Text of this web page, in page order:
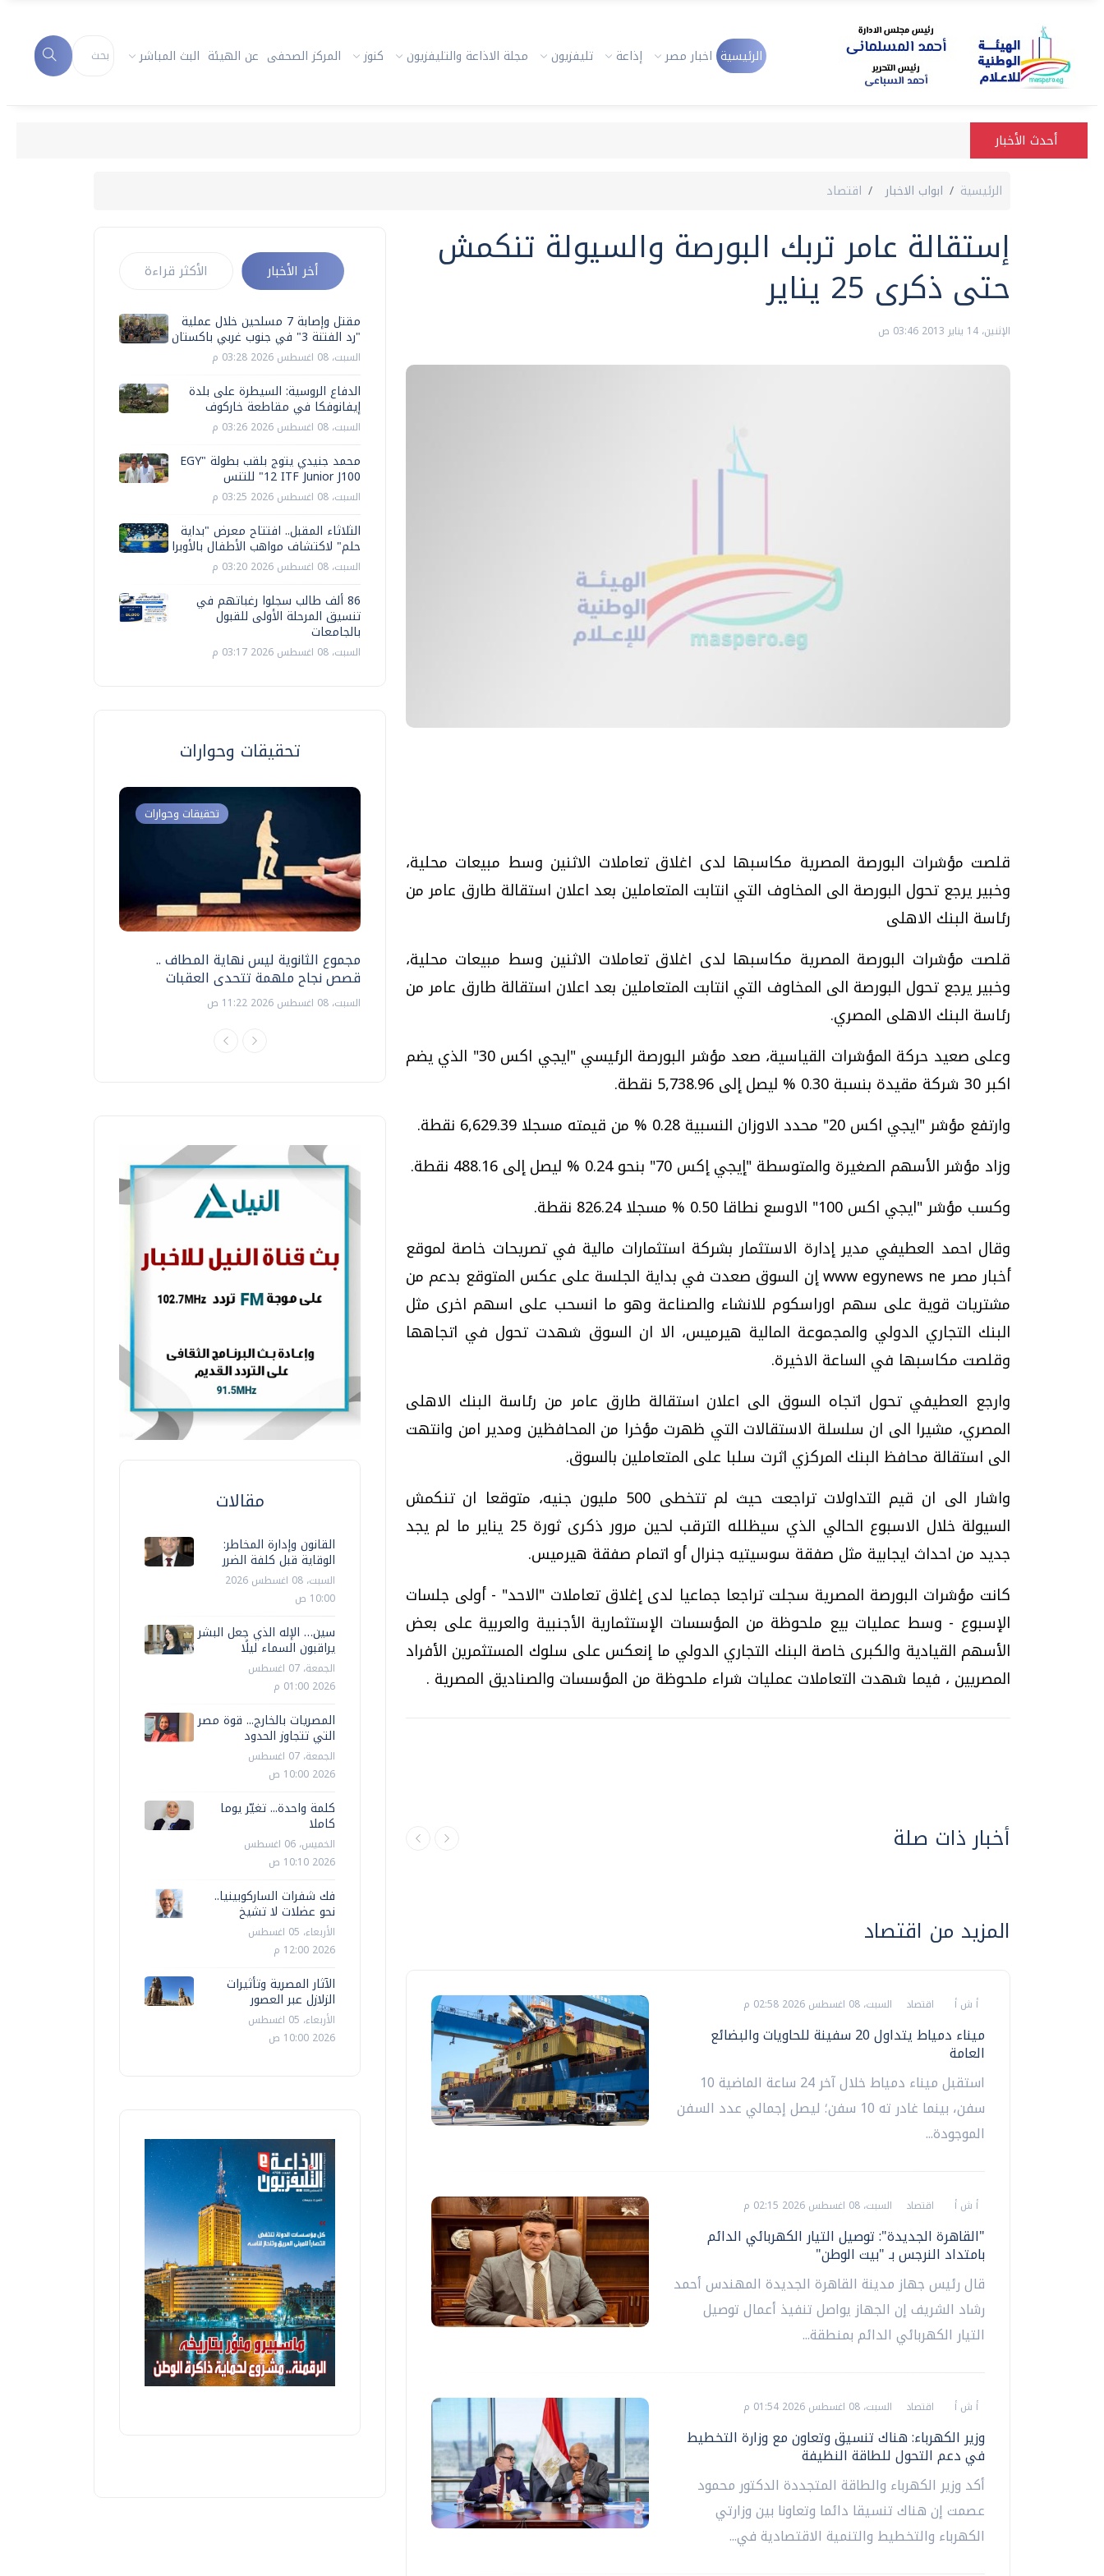
الرئيسية اخبار مصر إذاعة تليفزيون مجلة الاذاعة والتليفزيون كنوز المركز الصحفى عن الهيئة البث المباشر
أحدث الأخبار
الرئيسية ابواب الاخبار اقتصاد
إستقالة عامر تربك البورصة والسيولة تنكمش
حتى ذكرى 25 يناير
الإثنين، 14 يناير 2013 03:46 ص
قلصت مؤشرات البورصة المصرية مكاسبها لدى اغلاق تعاملات الاثنين وسط مبيعات محلية،
وخبير يرجع تحول البورصة الى المخاوف التي انتابت المتعاملين بعد اعلان استقالة طارق عامر من
رئاسة البنك الاهلى
قلصت مؤشرات البورصة المصرية مكاسبها لدى اغلاق تعاملات الاثنين وسط مبيعات محلية،
وخبير يرجع تحول البورصة الى المخاوف التي انتابت المتعاملين بعد اعلان استقالة طارق عامر من
رئاسة البنك الاهلى المصري.
وعلى صعيد حركة المؤشرات القياسية، صعد مؤشر البورصة الرئيسي "ايجي اكس 30" الذي يضم
اكبر 30 شركة مقيدة بنسبة 0.30 % ليصل إلى 5,738.96 نقطة.
وارتفع مؤشر "ايجي اكس 20" محدد الاوزان النسبية 0.28 % من قيمته مسجلا 6,629.39 نقطة.
وزاد مؤشر الأسهم الصغيرة والمتوسطة "إيجي إكس 70" بنحو 0.24 % ليصل إلى 488.16 نقطة.
وكسب مؤشر "ايجي اكس 100" الاوسع نطاقا 0.50 % مسجلا 826.24 نقطة.
وقال احمد العطيفي مدير إدارة الاستثمار بشركة استثمارات مالية في تصريحات خاصة لموقع
أخبار مصر www egynews ne إن السوق صعدت في بداية الجلسة على عكس المتوقع بدعم من
مشتريات قوية على سهم اوراسكوم للانشاء والصناعة وهو ما انسحب على اسهم اخرى مثل
البنك التجاري الدولي والمجموعة المالية هيرميس، الا ان السوق شهدت تحول في اتجاهها
وقلصت مكاسبها في الساعة الاخيرة.
وارجع العطيفي تحول اتجاه السوق الى اعلان استقالة طارق عامر من رئاسة البنك الاهلى
المصري، مشيرا الى ان سلسلة الاستقالات التي ظهرت مؤخرا من المحافظين ومدير امن وانتهت
الى استقالة محافظ البنك المركزي اثرت سلبا على المتعاملين بالسوق.
واشار الى ان قيم التداولات تراجعت حيث لم تتخطى 500 مليون جنيه، متوقعا ان تنكمش
السيولة خلال الاسبوع الحالي الذي سيظلله الترقب لحين مرور ذكرى ثورة 25 يناير ما لم يجد
جديد من احداث ايجابية مثل صفقة سوسيتيه جنرال أو اتمام صفقة هيرميس.
كانت مؤشرات البورصة المصرية سجلت تراجعا جماعيا لدى إغلاق تعاملات "الاحد" - أولى جلسات
الإسبوع - وسط عمليات بيع ملحوظة من المؤسسات الإستثمارية الأجنبية والعربية على بعض
الأسهم القيادية والكبرى خاصة البنك التجاري الدولي ما إنعكس على سلوك المستثمرين الأفراد
المصريين ، فيما شهدت التعاملات عمليات شراء ملحوظة من المؤسسات والصناديق المصرية .
أخبار ذات صلة
المزيد من اقتصاد
أ ش أ اقتصاد السبت، 08 اغسطس 2026 02:58 م
ميناء دمياط يتداول 20 سفينة للحاويات والبضائع
العامة
استقبل ميناء دمياط خلال آخر 24 ساعة الماضية 10
سفن، بينما غادر ته 10 سفن؛ ليصل إجمالي عدد السفن
الموجودة...
أ ش أ اقتصاد السبت، 08 اغسطس 2026 02:15 م
"القاهرة الجديدة": توصيل التيار الكهربائي الدائم
بامتداد النرجس بـ "بيت الوطن"
قال رئيس جهاز مدينة القاهرة الجديدة المهندس أحمد
رشاد الشريف إن الجهاز يواصل تنفيذ أعمال توصيل
التيار الكهربائي الدائم بمنطقة...
أ ش أ اقتصاد السبت، 08 اغسطس 2026 01:54 م
وزير الكهرباء: هناك تنسيق وتعاون مع وزارة التخطيط
في دعم التحول للطاقة النظيفة
أكد وزير الكهرباء والطاقة المتجددة الدكتور محمود
عصمت إن هناك تنسيقا دائما وتعاونا بين وزارتي
الكهرباء والتخطيط والتنمية الاقتصادية في...
أخر الأخبار الأكثر قراءة
مقتل وإصابة 7 مسلحين خلال عملية
"رد الفتنة 3" في جنوب غربي باكستان
السبت، 08 اغسطس 2026 03:28 م
الدفاع الروسية: السيطرة على بلدة
إيفانوفكا في مقاطعة خاركوف
السبت، 08 اغسطس 2026 03:26 م
محمد جنيدي يتوج بلقب بطولة "EGY
12 ITF Junior J100" للتنس
السبت، 08 اغسطس 2026 03:25 م
الثلاثاء المقبل.. افتتاح معرض "بداية
حلم" لاكتشاف مواهب الأطفال بالأوبرا
السبت، 08 اغسطس 2026 03:20 م
86 ألف طالب سجلوا رغباتهم في
تنسيق المرحلة الأولى للقبول
بالجامعات
السبت، 08 اغسطس 2026 03:17 م
تحقيقات وحوارات
تحقيقات وحوارات
مجموع الثانوية ليس نهاية المطاف ..
قصص نجاح ملهمة تتحدى العقبات
السبت، 08 اغسطس 2026 11:22 ص
بعد إشعارات "جوجل" .. هل يمكن التنبوء
بالزلازل وكيف نتعامل معها؟
دليلك للتنسيق الجامعي .. تساؤلات
وإجابات
فيديو.. الإعلام الرقمي.. تقنيات واعدة
وتحديات هائلة
مقالات
القانون وإدارة المخاطر:
الوقاية قبل كلفة الضرر
السبت، 08 اغسطس 2026
10:00 ص
سين… الإله الذي جعل البشر
يراقبون السماء ليلًا
الجمعة، 07 اغسطس
2026 01:00 م
المصريات بالخارج... قوة مصر
التي تتجاوز الحدود
الجمعة، 07 اغسطس
2026 10:00 ص
كلمة واحدة... تغيّر يوما
كاملا
الخميس، 06 اغسطس
2026 10:10 ص
فك شفرات الساركوبينيا..
نحو عضلات لا تشيخ
الأربعاء، 05 اغسطس
2026 12:00 م
الآثار المصرية وتأثيرات
الزلازل عبر العصور
الأربعاء، 05 اغسطس
2026 10:00 ص